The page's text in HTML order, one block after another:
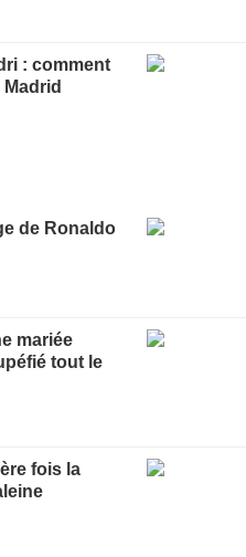
: comment
de Ronaldo
mariée
tout le
fois la